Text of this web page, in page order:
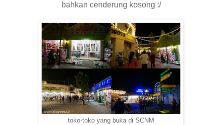
bahkan cenderung kosong :/
toko-toko yang buka di SCNM